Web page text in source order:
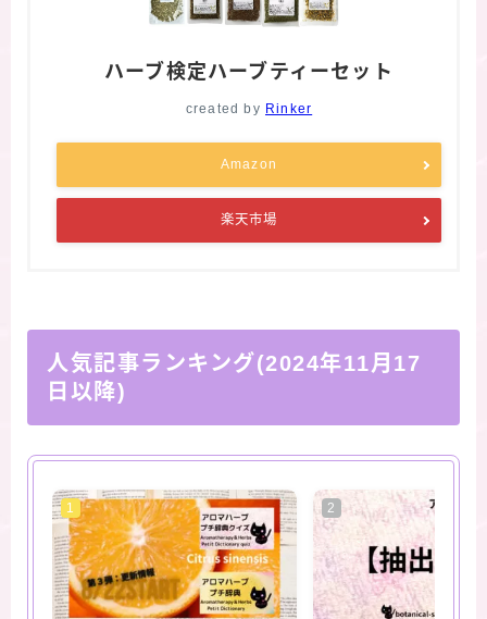
ハーブ検定ハーブティーセット
created by Rinker
Amazon
楽天市場
人気記事ランキング(2024年11月17
日以降)